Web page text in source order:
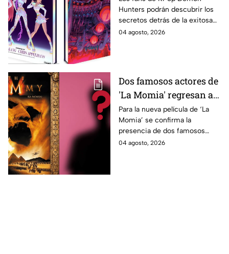
500 ilustraciones
inéditas: ¿se venderá
en México?
Hunters podrán descubrir los
secretos detrás de la exitosa
película gracias a un nuevo
04 agosto, 2026
Dos famosos actores de
'La Momia' regresan a
la nueva película;
descubre de quiénes se
tratan
Para la nueva película de ‘La
Momia’ se confirma la
presencia de dos famosos
actores, ya se dio a conocer
04 agosto, 2026